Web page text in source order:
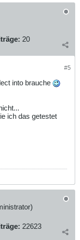
20
#5
into brauche
ich das getestet
22623